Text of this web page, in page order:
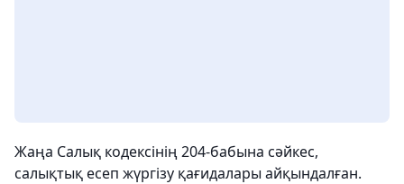
Жаңа Салық кодексінің 204-бабына сәйкес,
салықтық есеп жүргізу қағидалары айқындалған.